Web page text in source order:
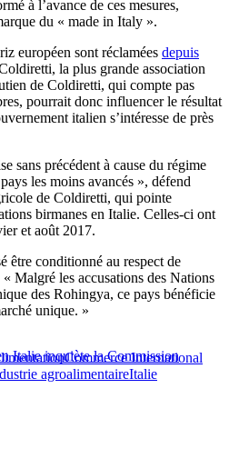
à l’avance de ces mesures,
du « made in Italy ».
européen sont réclamées depuis
la plus grande association
de Coldiretti, qui compte pas
pourrait donc influencer le résultat
italien s’intéresse de près
sans précédent à cause du régime
les moins avancés », défend
de Coldiretti, qui pointe
birmanes en Italie. Celles-ci ont
et août 2017.
être conditionné au respect de
Malgré les accusations des Nations
des Rohingya, ce pays bénéficie
unique. »
Italie inquiète la Commission
Commerce International
agroalimentaireItalie